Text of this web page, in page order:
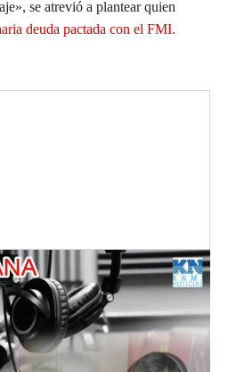
se atrevió a plantear quien
deuda pactada con el FMI.